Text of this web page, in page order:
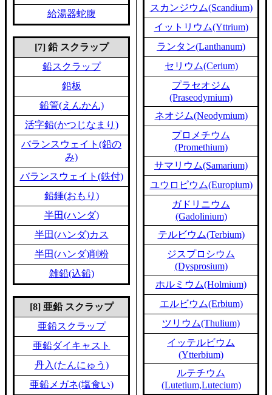
給湯器蛇腹
[7] 鉛 スクラップ
鉛スクラップ
鉛板
鉛管(えんかん)
活字鉛(かつじなまり)
バランスウェイト(鉛の
み)
バランスウェイト(鉄付)
鉛錘(おもり)
半田(ハンダ)
半田(ハンダ)カス
半田(ハンダ)削粉
雑鉛(込鉛)
[8] 亜鉛 スクラップ
亜鉛スクラップ
亜鉛ダイキャスト
丹入(たんにゅう)
亜鉛メガネ(塩食い)
スカンジウム(Scandium)
イットリウム(Yttrium)
ランタン(Lanthanum)
セリウム(Cerium)
プラセオジム
(Praseodymium)
ネオジム(Neodymium)
プロメチウム
(Promethium)
サマリウム(Samarium)
ユウロピウム(Europium)
ガドリニウム
(Gadolinium)
テルビウム(Terbium)
ジスプロシウム
(Dysprosium)
ホルミウム(Holmium)
エルビウム(Erbium)
ツリウム(Thulium)
イッテルビウム
(Ytterbium)
ルテチウム
(Lutetium,Lutecium)